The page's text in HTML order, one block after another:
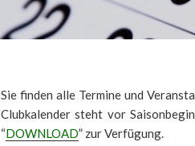
Sie finden alle Termine und
Clubkalender steht vor
“DOWNLOAD” zur Verfügung.